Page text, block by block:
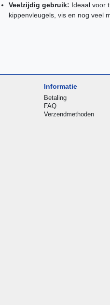
Veelzijdig gebruik: Ideaal voor
kippenvleugels, vis en nog veel
Informatie
Betaling
FAQ
Verzendmethoden